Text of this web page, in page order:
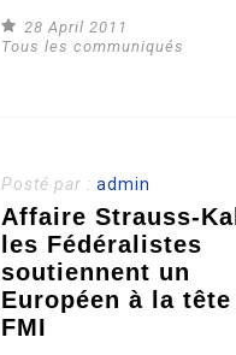
28 April 2011
Tous les communiqués
Posté par :admin
Affaire Strauss-
les Fédéralistes
soutiennent un
Européen à la tête
FMI